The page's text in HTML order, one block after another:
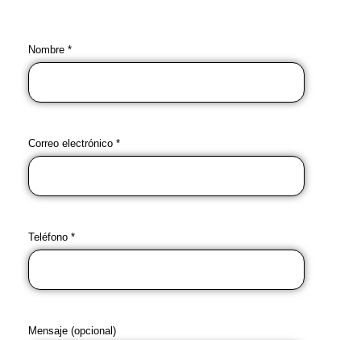
Nombre *
Correo electrónico *
Teléfono *
Mensaje (opcional)